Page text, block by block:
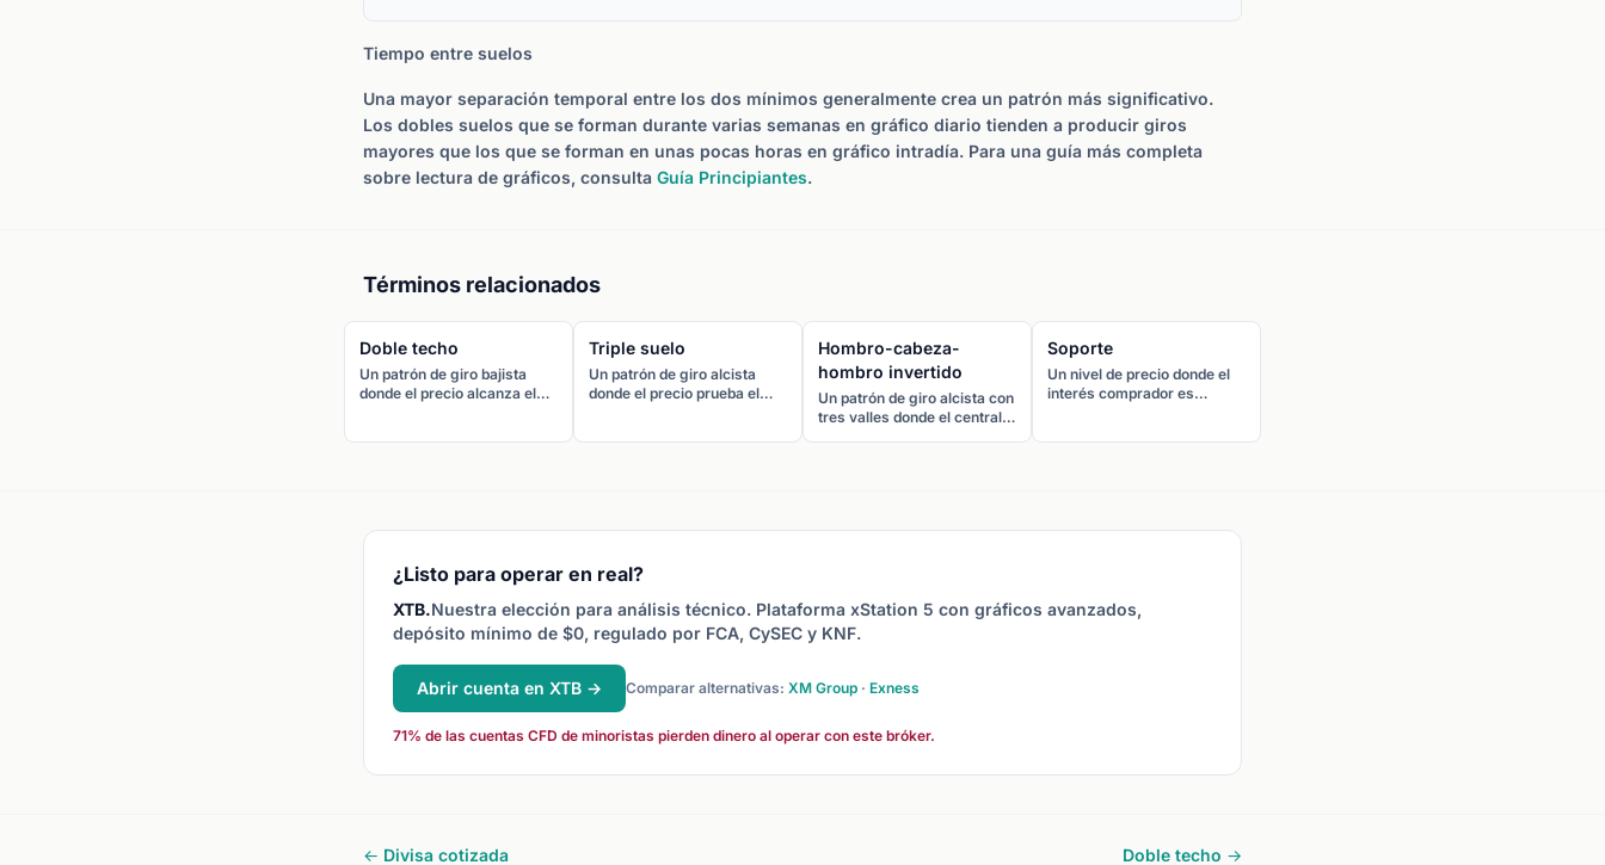
Tiempo entre suelos
Una mayor separación temporal entre los dos mínimos generalmente crea un patrón más significativo.
Los dobles suelos que se forman durante varias semanas en gráfico diario tienden a producir giros
mayores que los que se forman en unas pocas horas en gráfico intradía. Para una guía más completa
sobre lectura de gráficos, consulta Guía Principiantes.
Términos relacionados
Doble techo
Un patrón de giro bajista
donde el precio alcanza el
Triple suelo
Un patrón de giro alcista
donde el precio prueba el
Hombro-cabeza-
hombro invertido
Un patrón de giro alcista con
tres valles donde el central
Soporte
Un nivel de precio donde el
interés comprador es
¿Listo para operar en real?
XTB.Nuestra elección para análisis técnico. Plataforma xStation 5 con gráficos avanzados,
depósito mínimo de $0, regulado por FCA, CySEC y KNF.
Abrir cuenta en XTB → Comparar alternativas: XM Group · Exness
71% de las cuentas CFD de minoristas pierden dinero al operar con este bróker.
← Divisa cotizada Doble techo →